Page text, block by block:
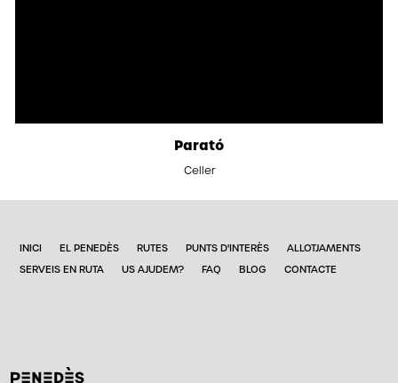
Parató
Celler
INICI EL PENEDÈS RUTES PUNTS D'INTERÈS
ALLOTJAMENTS
SERVEIS EN RUTA
US AJUDEM? FAQ BLOG CONTACTE